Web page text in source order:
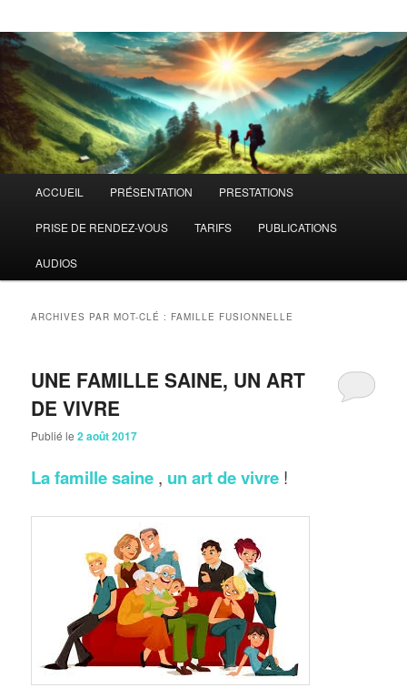
principal
ACCUEIL PRÉSENTATION PRESTATIONS
PRISE DE RENDEZ-VOUS TARIFS PUBLICATIONS
AUDIOS
ARCHIVES PAR MOT-CLÉ : FAMILLE FUSIONNELLE
UNE FAMILLE SAINE, UN ART
DE VIVRE
Publié le2 août 2017
La famille saine , un art de vivre !